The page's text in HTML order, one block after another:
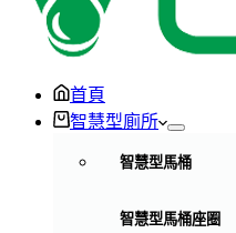
首頁
智慧型廁所
智慧型馬桶
智慧型馬桶座圈